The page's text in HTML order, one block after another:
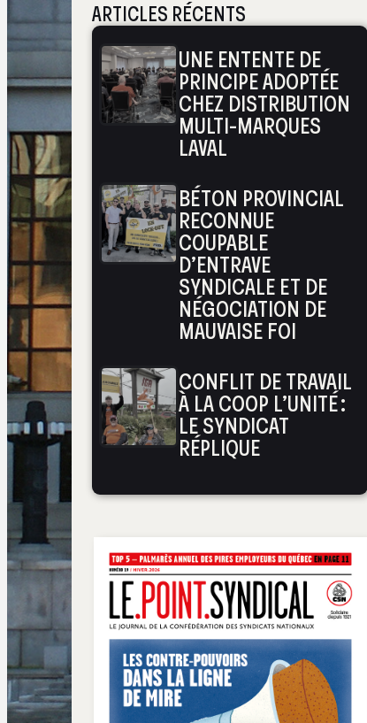
ARTICLES RÉCENTS
UNE ENTENTE DE
PRINCIPE ADOPTÉE
CHEZ DISTRIBUTION
MULTI-MARQUES
LAVAL
BÉTON PROVINCIAL
RECONNUE
COUPABLE
D’ENTRAVE
SYNDICALE ET DE
NÉGOCIATION DE
MAUVAISE FOI
CONFLIT DE TRAVAIL
À LA COOP L’UNITÉ :
LE SYNDICAT
RÉPLIQUE